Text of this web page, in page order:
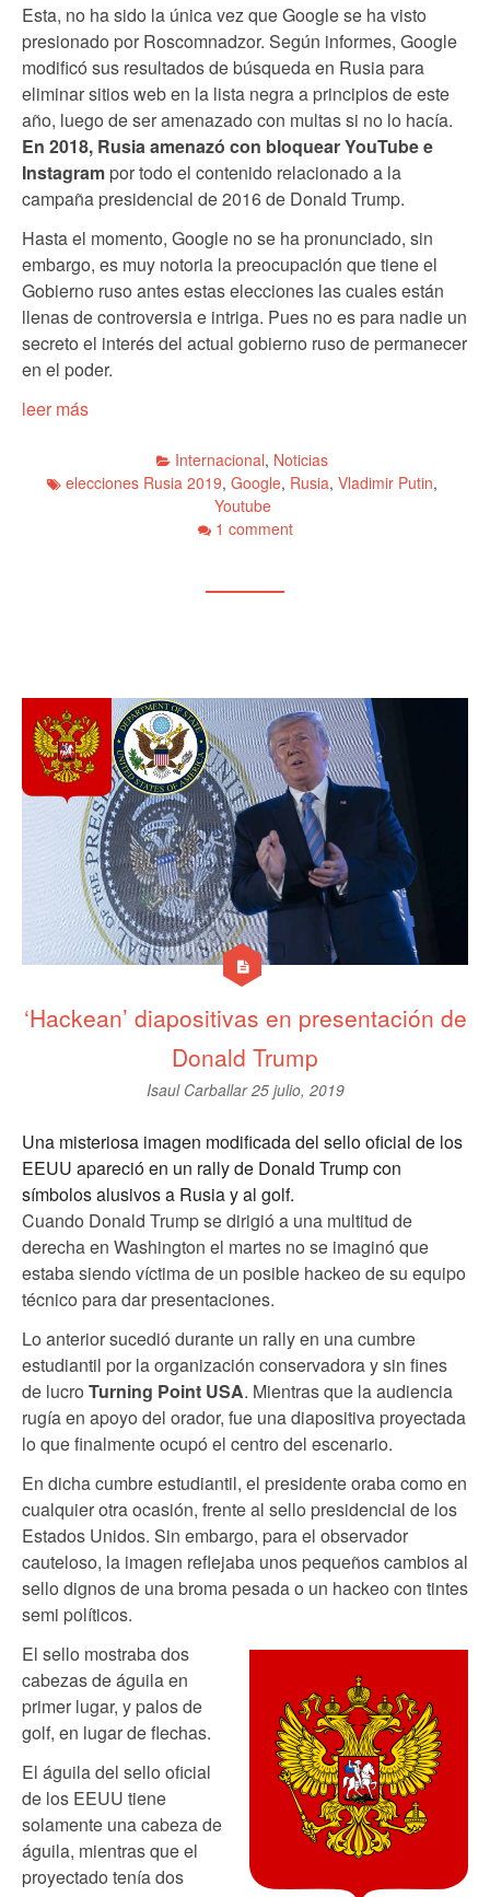
Esta, no ha sido la única vez que Google se ha visto
presionado por Roscomnadzor. Según informes, Google
modificó sus resultados de búsqueda en Rusia para
eliminar sitios web en la lista negra a principios de este
año, luego de ser amenazado con multas si no lo hacía.
En 2018, Rusia amenazó con bloquear YouTube e
Instagram por todo el contenido relacionado a la
campaña presidencial de 2016 de Donald Trump.
Hasta el momento, Google no se ha pronunciado, sin
embargo, es muy notoria la preocupación que tiene el
Gobierno ruso antes estas elecciones las cuales están
llenas de controversia e intriga. Pues no es para nadie un
secreto el interés del actual gobierno ruso de permanecer
en el poder.
leer más
Internacional, Noticias
elecciones Rusia 2019, Google, Rusia, Vladimir Putin,
Youtube
1 comment
‘Hackean’ diapositivas en presentación de
Donald Trump
Isaul Carballar25 julio, 2019
Una misteriosa imagen modificada del sello oficial de los
EEUU apareció en un rally de Donald Trump con
símbolos alusivos a Rusia y al golf.
Cuando Donald Trump se dirigió a una multitud de
derecha en Washington el martes no se imaginó que
estaba siendo víctima de un posible hackeo de su equipo
técnico para dar presentaciones.
Lo anterior sucedió durante un rally en una cumbre
estudiantil por la organización conservadora y sin fines
de lucro Turning Point USA. Mientras que la audiencia
rugía en apoyo del orador, fue una diapositiva proyectada
lo que finalmente ocupó el centro del escenario.
En dicha cumbre estudiantil, el presidente oraba como en
cualquier otra ocasión, frente al sello presidencial de los
Estados Unidos. Sin embargo, para el observador
cauteloso, la imagen reflejaba unos pequeños cambios al
sello dignos de una broma pesada o un hackeo con tintes
semi políticos.
El sello mostraba dos
cabezas de águila en
primer lugar, y palos de
golf, en lugar de flechas.
El águila del sello oficial
de los EEUU tiene
solamente una cabeza de
águila, mientras que el
proyectado tenía dos